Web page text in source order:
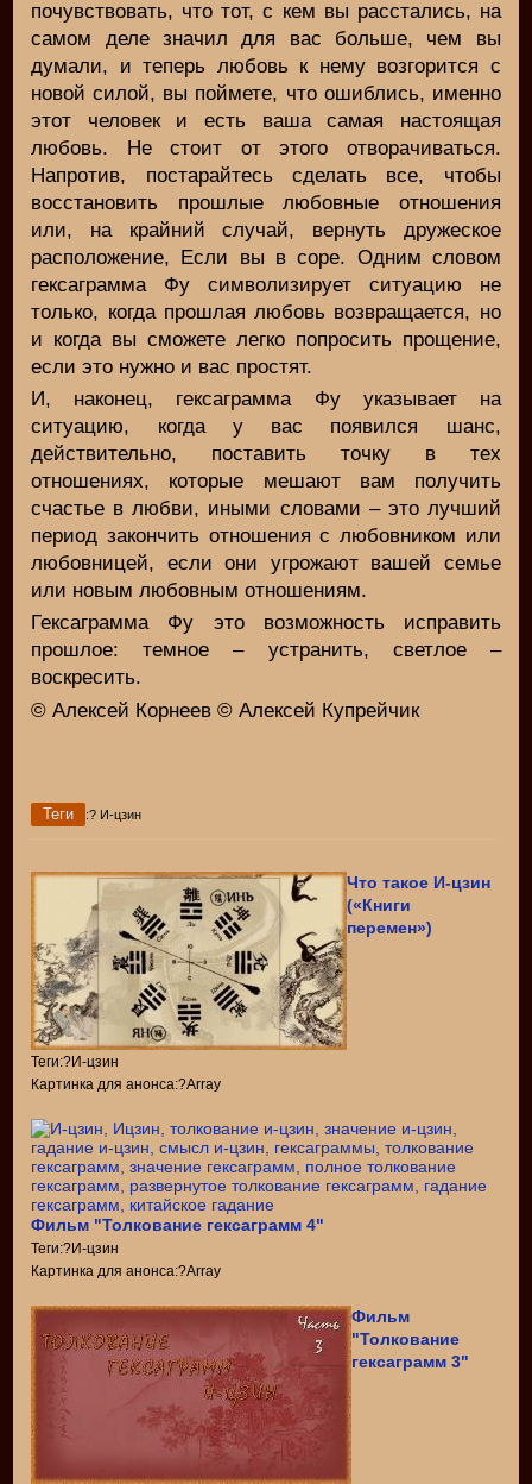
почувствовать, что тот, с кем вы расстались, на
самом деле значил для вас больше, чем вы
думали, и теперь любовь к нему возгорится с
новой силой, вы поймете, что ошиблись, именно
этот человек и есть ваша самая настоящая
любовь. Не стоит от этого отворачиваться.
Напротив, постарайтесь сделать все, чтобы
восстановить прошлые любовные отношения
или, на крайний случай, вернуть дружеское
расположение, Если вы в соре. Одним словом
гексаграмма Фу символизирует ситуацию не
только, когда прошлая любовь возвращается, но
и когда вы сможете легко попросить прощение,
если это нужно и вас простят.
И, наконец, гексаграмма Фу указывает на
ситуацию, когда у вас появился шанс,
действительно, поставить точку в тех
отношениях, которые мешают вам получить
счастье в любви, иными словами – это лучший
период закончить отношения с любовником или
любовницей, если они угрожают вашей семье
или новым любовным отношениям.
Гексаграмма Фу это возможность исправить
прошлое: темное – устранить, светлое –
воскресить.
© Алексей Корнеев © Алексей Купрейчик
Теги :? И-цзин
Что такое И-цзин
(«Книги
перемен»)
Теги:?И-цзин
Картинка для анонса:?Array
Фильм "Толкование гексаграмм 4"
Теги:?И-цзин
Картинка для анонса:?Array
Фильм
"Толкование
гексаграмм 3"